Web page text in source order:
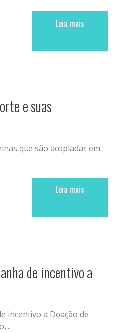
Leia mais
e suas
que são acopladas em
Leia mais
de incentivo a
incentivo a Doação de